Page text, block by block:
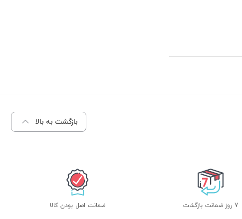
بازگشت به بالا
7 روز ضمانت بازگشت ضمانت اصل بودن کالا